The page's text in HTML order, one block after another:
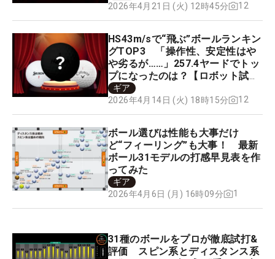
2026年4月21日 (火) 12時45分
12
HS43m/sで“飛ぶ”ボールランキン
グTOP3 「操作性、安定性はや
や劣るが……」257.4ヤードでトッ
プになったのは？【ロボット試
打】
ギア
2026年4月14日 (火) 18時15分
12
ボール選びは性能も大事だけ
ど“フィーリング”も大事！ 最新
ボール31モデルの打感早見表を作
ってみた
ギア
2026年4月6日 (月) 16時09分
1
31種のボールをプロが徹底試打&
評価 スピン系とディスタンス系